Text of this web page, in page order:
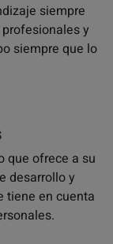
siempre
y
siempre que lo
que ofrece a su
desarrollo y
tiene en cuenta